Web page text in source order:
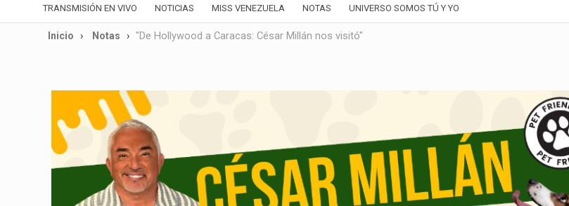
TRANSMISIÓN EN VIVO NOTICIAS MISS VENEZUELA NOTAS UNIVERSO SOMOS TÚ Y YO
Inicio Notas "De Hollywood a Caracas: César Millán nos visitó"